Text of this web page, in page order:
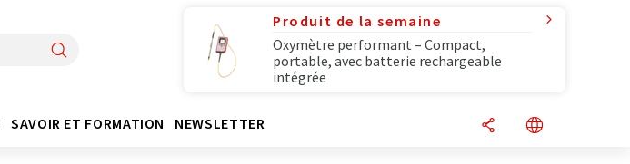
Produit de la semaine
Oxymètre performant – Compact,
portable, avec batterie rechargeable
intégrée
SAVOIR ET FORMATION NEWSLETTER